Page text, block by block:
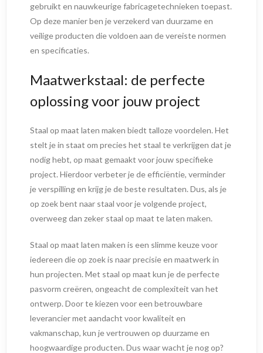
gebruikt en nauwkeurige fabricagetechnieken toepast.
Op deze manier ben je verzekerd van duurzame en
veilige producten die voldoen aan de vereiste normen
en specificaties.
Maatwerkstaal: de perfecte
oplossing voor jouw project
Staal op maat laten maken biedt talloze voordelen. Het
stelt je in staat om precies het staal te verkrijgen dat je
nodig hebt, op maat gemaakt voor jouw specifieke
project. Hierdoor verbeter je de efficiëntie, verminder
je verspilling en krijg je de beste resultaten. Dus, als je
op zoek bent naar staal voor je volgende project,
overweeg dan zeker staal op maat te laten maken.
Staal op maat laten maken is een slimme keuze voor
iedereen die op zoek is naar precisie en maatwerk in
hun projecten. Met staal op maat kun je de perfecte
pasvorm creëren, ongeacht de complexiteit van het
ontwerp. Door te kiezen voor een betrouwbare
leverancier met aandacht voor kwaliteit en
vakmanschap, kun je vertrouwen op duurzame en
hoogwaardige producten. Dus waar wacht je nog op?